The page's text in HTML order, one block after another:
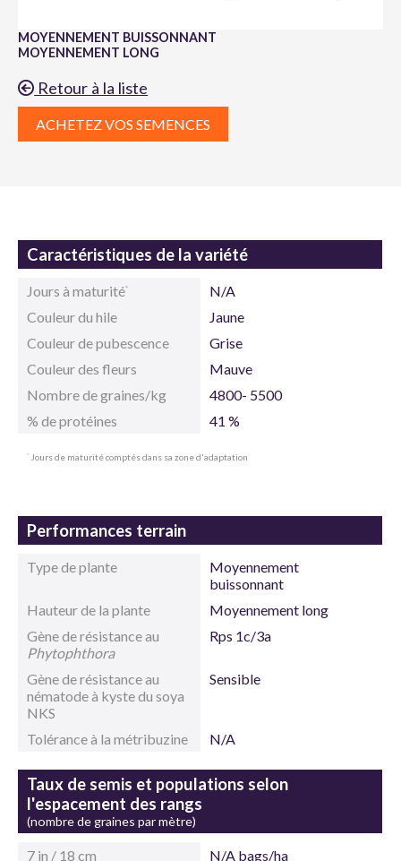
MOYENNEMENT BUISSONNANT
MOYENNEMENT LONG
Retour à la liste
ACHETEZ VOS SEMENCES
Caractéristiques de la variété
Jours à maturité*
N/A
Couleur du hile
Jaune
Couleur de pubescence
Grise
Couleur des fleurs
Mauve
Nombre de graines/kg
4800- 5500
% de protéines
41 %
* Jours de maturité comptés dans sa zone d'adaptation
Performances terrain
Type de plante
Moyennement
buissonnant
Hauteur de la plante
Moyennement long
Gène de résistance au
Phytophthora
Rps 1c/3a
Gène de résistance au
nématode à kyste du soya
NKS
Sensible
Tolérance à la métribuzine N/A
Taux de semis et populations selon
l'espacement des rangs
(nombre de graines par mètre)
7 in / 18 cm N/A bags/ha